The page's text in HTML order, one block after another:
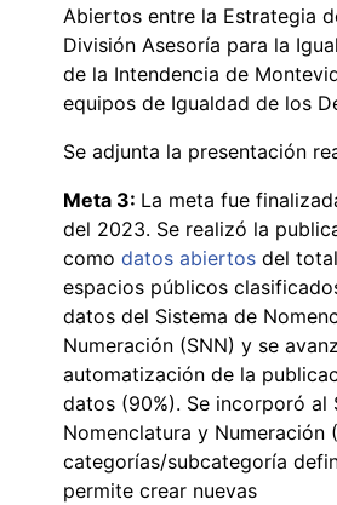
Abiertos entre la Estrategia
División Asesoría para la
de la Intendencia de
equipos de Igualdad de los
Se adjunta la presentación
Meta 3: La meta fue
del 2023. Se realizó la
como datos abiertos del
espacios públicos
datos del Sistema de
Numeración (SNN) y se
automatización de la
datos (90%). Se incorporó al
Nomenclatura y Numeración
categorías/subcategoría
permite crear nuevas